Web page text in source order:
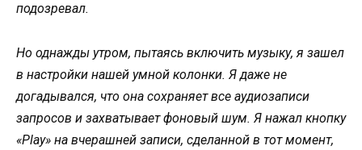
подозревал.
Но однажды утром, пытаясь включить музыку, я зашел
в настройки нашей умной колонки. Я даже не
догадывался, что она сохраняет все аудиозаписи
запросов и захватывает фоновый шум. Я нажал кнопку
«Play» на вчерашней записи, сделанной в тот момент,